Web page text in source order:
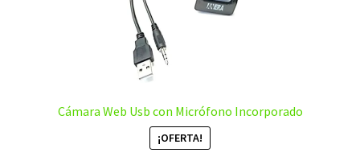
Cámara Web Usb con Micrófono Incorporado
¡OFERTA!